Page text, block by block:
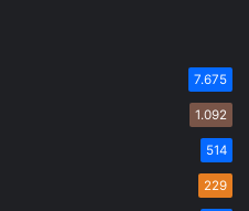
7.675
1.092
514
229